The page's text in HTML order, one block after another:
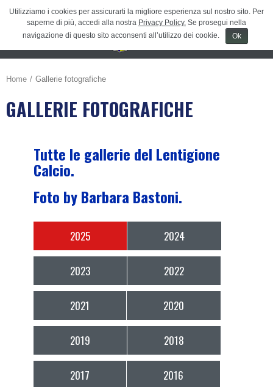
Menu
Home Gallerie fotografiche
GALLERIE FOTOGRAFICHE
Tutte le gallerie del Lentigione
Calcio.
Foto by Barbara Bastoni.
2025 2024
2023 2022
2021 2020
2019 2018
2017 2016
Utilizziamo i cookies per assicurarti la migliore esperienza sul nostro sito. Per
saperne di più, accedi alla nostra Privacy Policy. Se prosegui nella
navigazione di questo sito acconsenti all’utilizzo dei cookie.
Ok